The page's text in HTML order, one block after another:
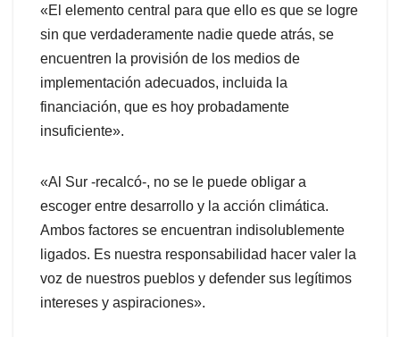
«El elemento central para que ello es que se logre
sin que verdaderamente nadie quede atrás, se
encuentren la provisión de los medios de
implementación adecuados, incluida la
financiación, que es hoy probadamente
insuficiente».
«Al Sur -recalcó-, no se le puede obligar a
escoger entre desarrollo y la acción climática.
Ambos factores se encuentran indisolublemente
ligados. Es nuestra responsabilidad hacer valer la
voz de nuestros pueblos y defender sus legítimos
intereses y aspiraciones».